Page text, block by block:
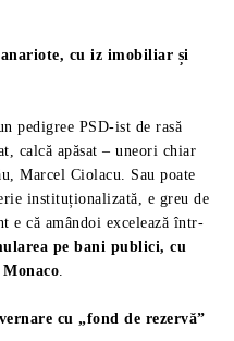
cu iz imobiliar și
PSD-ist de rasă
calcă apăsat – uneori chiar
Marcel Ciolacu. Sau poate
instituționalizată, e greu de
e că amândoi excelează într-
pe bani publici, cu
.
cu „fond de rezervă”